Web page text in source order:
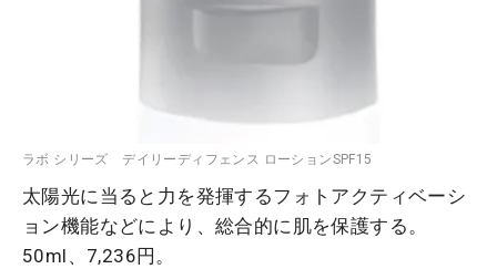
ラボ シリーズ デイリーディフェンス ローションSPF15
太陽光に当ると力を発揮するフォトアクティベーシ
ョン機能などにより、総合的に肌を保護する。
50ml、7,236円。